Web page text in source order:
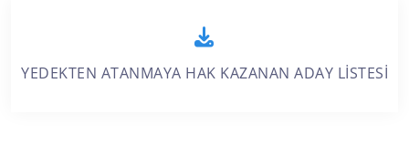
YEDEKTEN ATANMAYA HAK KAZANAN ADAY LİSTESİ